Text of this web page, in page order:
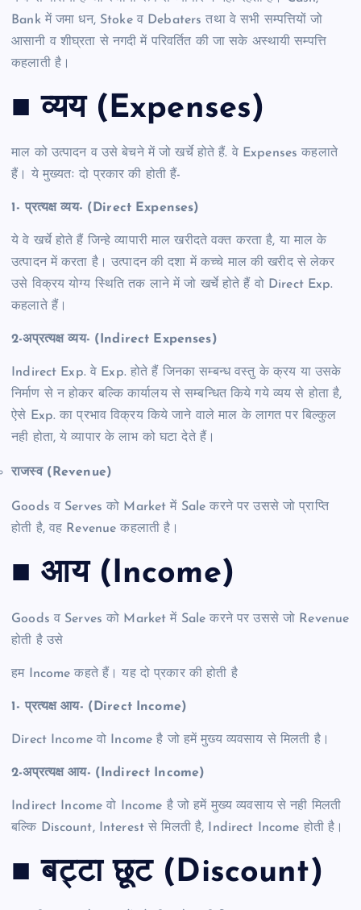
Bank में जमा धन, Stoke व Debaters तथा वे सभी सम्पत्तियों जो
आसानी व शीघ्रता से नगदी में परिवर्तित की जा सके अस्थायी सम्पत्ति
कहलाती है।
■ व्यय (Expenses)
माल को उत्पादन व उसे बेचने में जो खर्चे होते हैं. वे Expenses कहलाते
हैं। ये मुख्यतः दो प्रकार की होती हैं-
1- प्रत्यक्ष व्यय- (Direct Expenses)
ये वे खर्चे होते हैं जिन्हे व्यापारी माल खरीदते वक्त करता है, या माल के
उत्पादन में करता है। उत्पादन की दशा में कच्चे माल की खरीद से लेकर
उसे विक्रय योग्य स्थिति तक लाने में जो खर्चे होते हैं वो Direct Exp.
कहलाते हैं।
2-अप्रत्यक्ष व्यय- (Indirect Expenses)
Indirect Exp. वे Exp. होते हैं जिनका सम्बन्ध वस्तु के क्रय या उसके
निर्माण से न होकर बल्कि कार्यालय से सम्बन्धित किये गये व्यय से होता है,
ऐसे Exp. का प्रभाव विक्रय किये जाने वाले माल के लागत पर बिल्कुल
नही होता, ये व्यापार के लाभ को घटा देते हैं।
राजस्व (Revenue)
Goods व Serves को Market में Sale करने पर उससे जो प्राप्ति
होती है, वह Revenue कहलाती है।
■ आय (Income)
Goods व Serves को Market में Sale करने पर उससे जो Revenue
होती है उसे
हम Income कहते हैं। यह दो प्रकार की होती है
1- प्रत्यक्ष आय- (Direct Income)
Direct Income वो Income है जो हमें मुख्य व्यवसाय से मिलती है।
2-अप्रत्यक्ष आय- (Indirect Income)
Indirect Income वो Income है जो हमें मुख्य व्यवसाय से नही मिलती
बल्कि Discount, Interest से मिलती है, Indirect Income होती है।
■ बट्टा छूट (Discount)